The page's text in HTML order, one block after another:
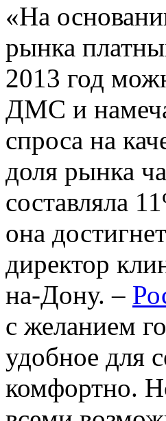
«На
рынка
2013 год
ДМС и
спроса на
доля рынка
составляла
она
директор
на-Дону. –
с желанием
удобное для
комфортно.